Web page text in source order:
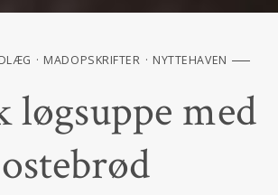
MADOPSKRIFTER NYTTEHAVEN
løgsuppe med
ostebrød